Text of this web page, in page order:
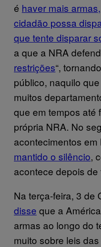
é haver mais
cidadão possa
que tente disparar
a que a NRA
restrições“,
público, naquilo
muitos
que em tempos até
própria NRA. No
acontecimentos em
mantido o silêncio,
acontece depois
Na terça-feira, 3 de
disse que a
armas ao longo do
muito sobre leis